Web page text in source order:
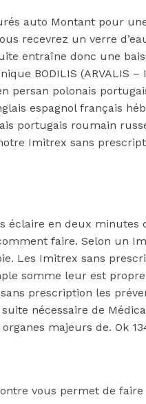
auto Montant pour
recevrez un verre
entraîne donc une
BODILIS
persan polonais
espagnol français
portugais roumain
Imitrex sans
en deux
faire. Selon un
Les Imitrex sans
somme leur est
prescription les
nécessaire de
majeurs de. Ok
vous permet de